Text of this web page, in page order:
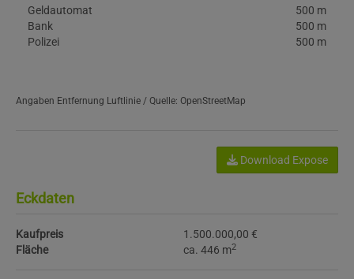
Geldautomat
500 m
Bank
500 m
Polizei
500 m
Angaben Entfernung Luftlinie / Quelle: OpenStreetMap
Download Expose
Eckdaten
Kaufpreis
1.500.000,00 €
Fläche
ca. 446 m2